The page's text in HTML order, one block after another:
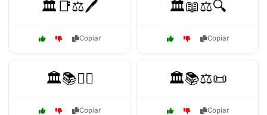
🏛️📑⚖️🖊️
Copiar
🏛️📖⚖️🔍
Copiar
🏛️📚👩‍⚖️
Copiar
🏛️📚⚖️📜
Copiar